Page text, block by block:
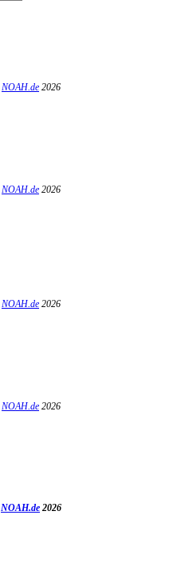
NOAH.de 2026
NOAH.de 2026
NOAH.de 2026
NOAH.de 2026
NOAH.de 2026